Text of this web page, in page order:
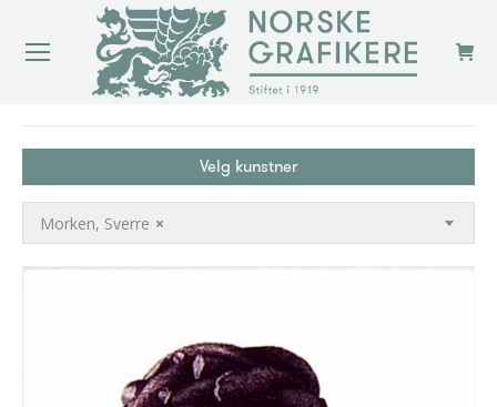
Velg kunstner
×
Morken, Sverre